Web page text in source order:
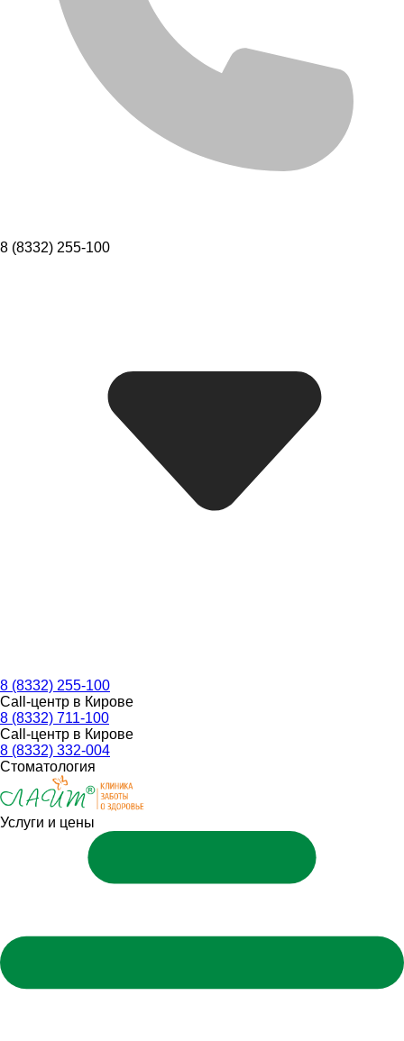
8 (8332) 255-100
8 (8332) 255-100
Call-центр в Кирове
8 (8332) 711-100
Call-центр в Кирове
8 (8332) 332-004
Стоматология
Услуги и цены